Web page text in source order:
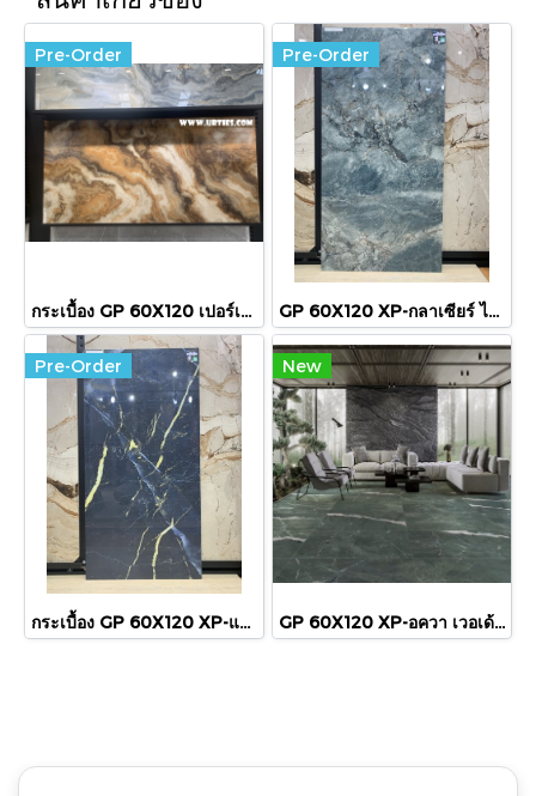
Pre-Order
กระเบื้อง GP 60X120 เปอร์เซียน ออนิกซ์เวอเด้ HG RTPM
Pre-Order
GP 60X120 XP-กลาเซียร์ ไซแอน (HG) R/T PM
Pre-Order
กระเบื้อง GP 60X120 XP-แปซิฟิค เทมโป้ (POL) R/T PM
New
GP 60X120 XP-อควา เวอเด้ (HYG/POL)R/T PM